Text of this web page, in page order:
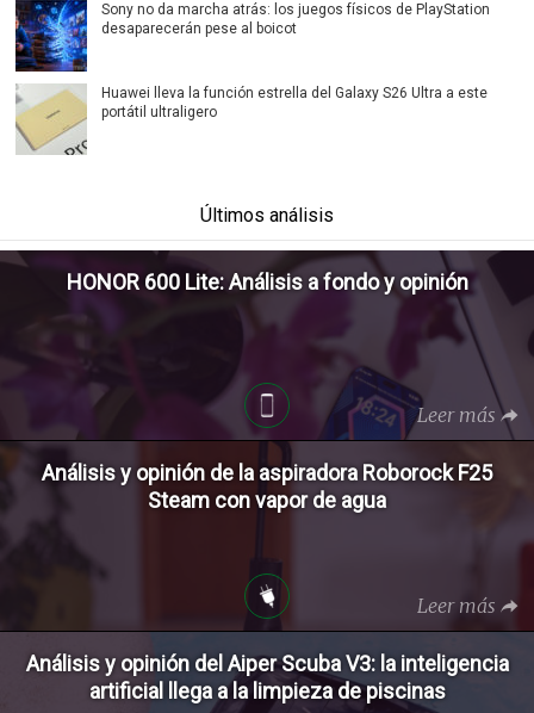
Sony no da marcha atrás: los juegos físicos de PlayStation
desaparecerán pese al boicot
Huawei lleva la función estrella del Galaxy S26 Ultra a este
portátil ultraligero
Últimos análisis
HONOR 600 Lite: Análisis a fondo y opinión
Leer más
Análisis y opinión de la aspiradora Roborock F25
Steam con vapor de agua
Leer más
Análisis y opinión del Aiper Scuba V3: la inteligencia
artificial llega a la limpieza de piscinas